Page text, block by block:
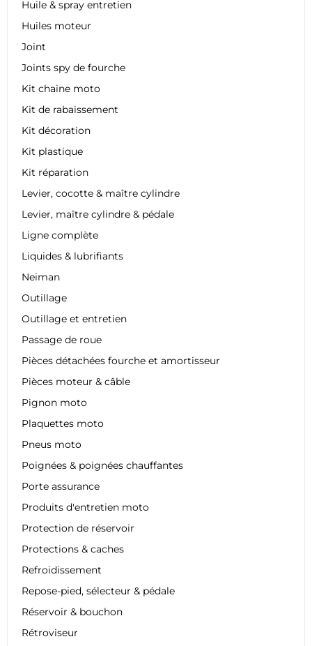
Huile & spray entretien
Huiles moteur
Joint
Joints spy de fourche
Kit chaine moto
Kit de rabaissement
Kit décoration
Kit plastique
Kit réparation
Levier, cocotte & maître cylindre
Levier, maître cylindre & pédale
Ligne complète
Liquides & lubrifiants
Neiman
Outillage
Outillage et entretien
Passage de roue
Pièces détachées fourche et amortisseur
Pièces moteur & câble
Pignon moto
Plaquettes moto
Pneus moto
Poignées & poignées chauffantes
Porte assurance
Produits d'entretien moto
Protection de réservoir
Protections & caches
Refroidissement
Repose-pied, sélecteur & pédale
Réservoir & bouchon
Rétroviseur